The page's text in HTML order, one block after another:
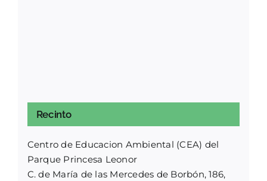
Recinto
Centro de Educacion Ambiental (CEA) del
Parque Princesa Leonor
C. de María de las Mercedes de Borbón, 186,